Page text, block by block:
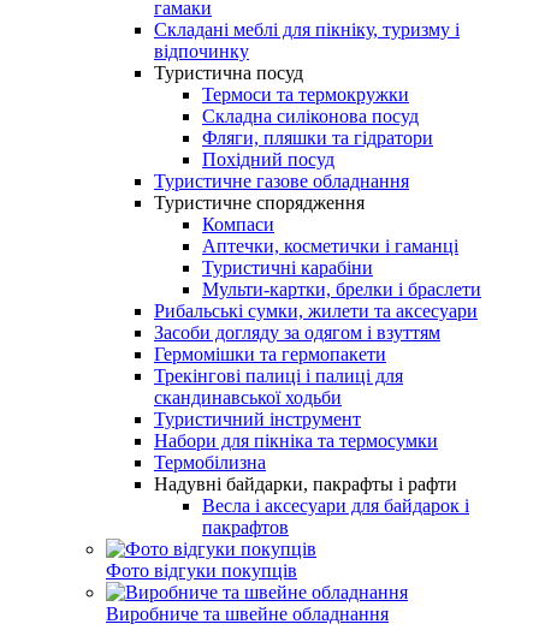
гамаки
Складані меблі для пікніку, туризму і
відпочинку
Туристична посуд
Термоси та термокружки
Складна силіконова посуд
Фляги, пляшки та гідратори
Похідний посуд
Туристичне газове обладнання
Туристичне спорядження
Компаси
Аптечки, косметички і гаманці
Туристичні карабіни
Мульти-картки, брелки і браслети
Рибальські сумки, жилети та аксесуари
Засоби догляду за одягом і взуттям
Гермомішки та гермопакети
Трекінгові палиці і палиці для
скандинавської ходьби
Туристичний інструмент
Набори для пікніка та термосумки
Термобілизна
Надувні байдарки, пакрафты і рафти
Весла і аксесуари для байдарок і
пакрафтов
Фото відгуки покупців
Виробниче та швейне обладнання